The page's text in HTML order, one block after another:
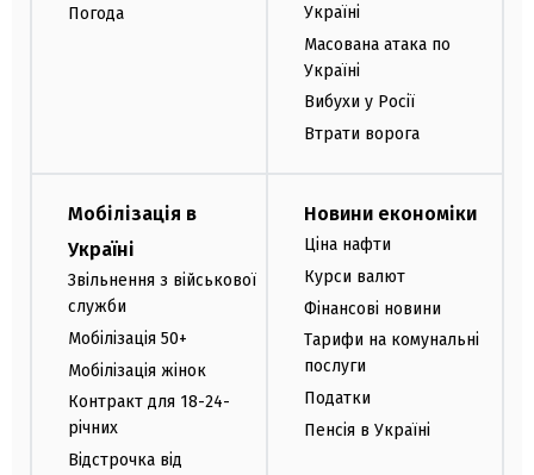
Погода
Україні
Масована атака по
Україні
Вибухи у Росії
Втрати ворога
Мобілізація в
Україні
Звільнення з військової
служби
Мобілізація 50+
Мобілізація жінок
Контракт для 18-24-
річних
Відстрочка від
Новини економіки
Ціна нафти
Курси валют
Фінансові новини
Тарифи на комунальні
послуги
Податки
Пенсія в Україні